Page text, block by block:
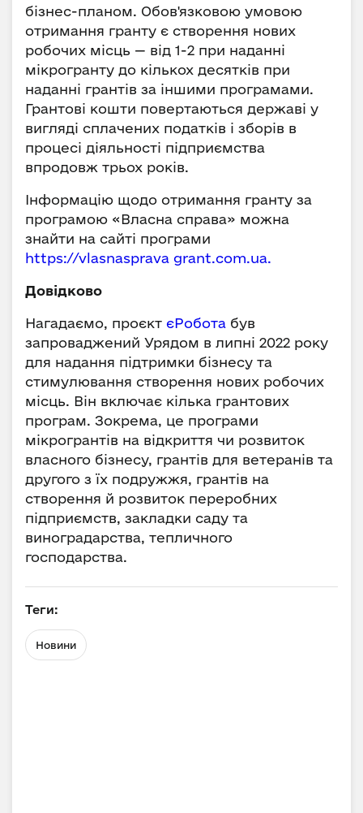
бізнес-планом. Обов'язковою умовою
отримання гранту є створення нових
робочих місць — від 1-2 при наданні
мікрогранту до кількох десятків при
наданні грантів за іншими програмами.
Грантові кошти повертаються державі у
вигляді сплачених податків і зборів в
процесі діяльності підприємства
впродовж трьох років.
Інформацію щодо отримання гранту за
програмою «Власна справа» можна
знайти на сайті програми
https://vlasnasprava grant.com.ua.
Довідково
Нагадаємо, проєкт єРобота був
запроваджений Урядом в липні 2022 року
для надання підтримки бізнесу та
стимулювання створення нових робочих
місць. Він включає кілька грантових
програм. Зокрема, це програми
мікрогрантів на відкриття чи розвиток
власного бізнесу, грантів для ветеранів та
другого з їх подружжя, грантів на
створення й розвиток переробних
підприємств, закладки саду та
виноградарства, тепличного
господарства.
Теги:
Новини